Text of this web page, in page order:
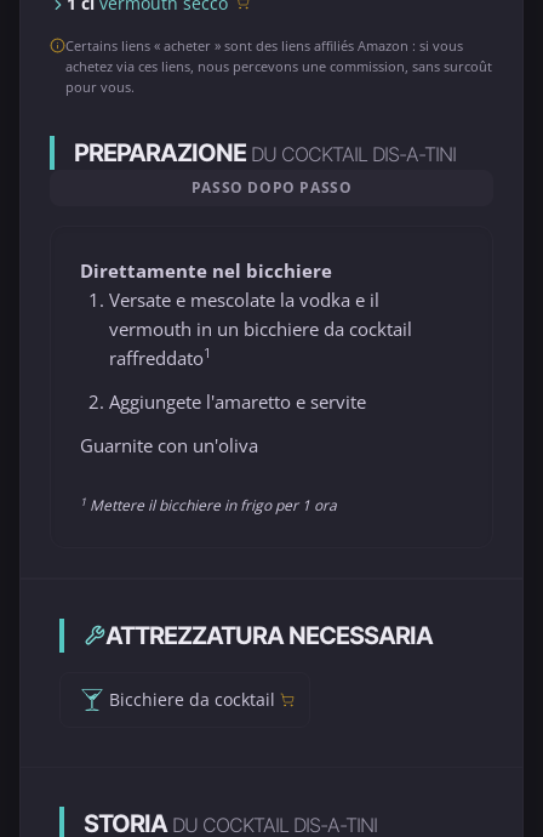
Certains liens « acheter » sont des liens affiliés Amazon : si vous
achetez via ces liens, nous percevons une commission, sans surcoût
pour vous.
PREPARAZIONE DU COCKTAIL DIS-A-TINI
PASSO DOPO PASSO
Direttamente nel bicchiere
Versate e mescolate la vodka e il
vermouth in un bicchiere da cocktail
raffreddato1
Aggiungete l'amaretto e servite
Guarnite con un'oliva
1 Mettere il bicchiere in frigo per 1 ora
ATTREZZATURA NECESSARIA
Bicchiere da cocktail
STORIA DU COCKTAIL DIS-A-TINI